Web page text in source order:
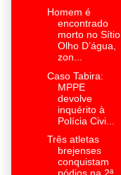
Homem é
encontrado
morto no Sítio
Olho D’água,
zon...
Caso Tabira:
MPPE
devolve
inquérito à
Polícia Civi...
Três atletas
brejenses
conquistam